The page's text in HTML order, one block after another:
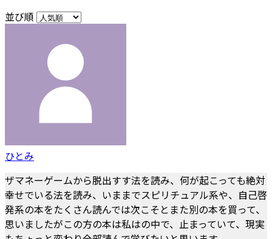
並び順
ひとみ
ザマネーゲームから脱出すす法を読み、何が起こっても絶対
幸せでいる法を読み、いままでスピリチュアル系や、自己啓
発系の本をたくさん読んでは次こそとまた別の本を買って、
思いましたがこの方の本は私はの中で、止まっていて、現実